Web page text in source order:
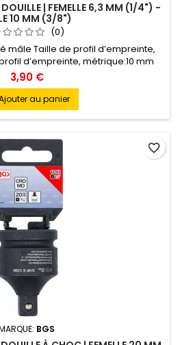
| FEMELLE 6,3 MM (1/4") -
10 MM (3/8")
(0)
mâle Taille de profil d’empreinte,
d’empreinte, métrique:10 mm
pans creux Taille de profil
4 " Taille de profil d'entraînement,
brut:23 g Matière:Acier chrome-
de surface:Chromé Adapté à
en...
3,90 €
au panier
BGS
favorite_border